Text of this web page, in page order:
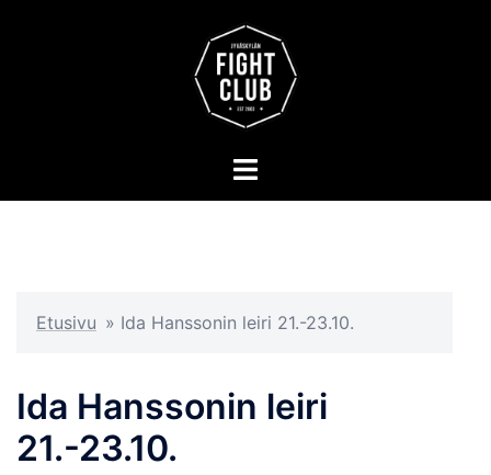
Toggle
Etusivu » Ida Hanssonin leiri 21.-23.10.
Ida Hanssonin leiri
21.-23.10.